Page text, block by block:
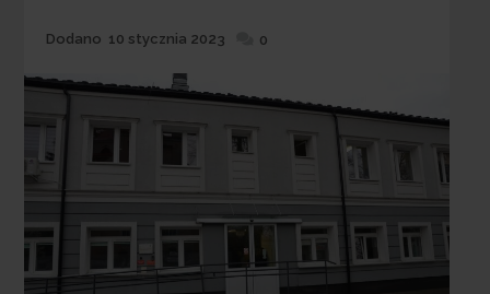
Dodane
Dodano 10 stycznia 2023 0